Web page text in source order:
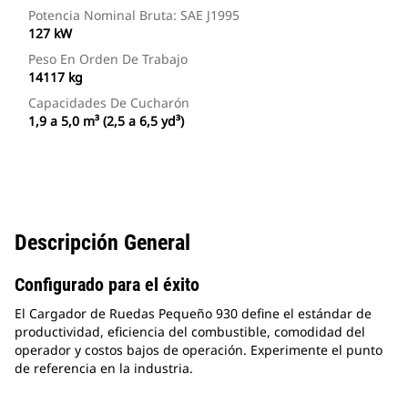
Potencia Nominal Bruta: SAE J1995
127 kW
Peso En Orden De Trabajo
14117 kg
Capacidades De Cucharón
1,9 a 5,0 m³ (2,5 a 6,5 yd³)
Descripción General
Configurado para el éxito
El Cargador de Ruedas Pequeño 930 define el estándar de
productividad, eficiencia del combustible, comodidad del
operador y costos bajos de operación. Experimente el punto
de referencia en la industria.